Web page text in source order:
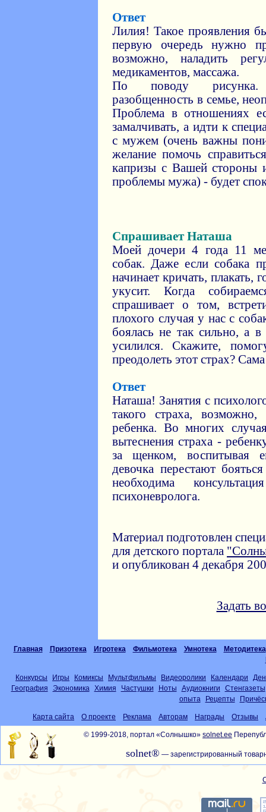
Ответ
Лилия! Такое проявления
первую очередь нужно
возможно, наладить
медикаментов, массажа.
По поводу рисунка.
разобщенность в семье,
Проблема в отношениях
замалчивать, а идти к
с мужем (очень важны
желание помочь
капризы с Вашей стороны
проблемы мужа) - будет
Спрашивает Наташа
Моей дочери 4 года 11
собак. Даже если собака
начинает кричать, плакать,
укусит. Когда
спрашивает о том,
плохого случая у нас с
боялась не так сильно, а в
усилился. Скажите,
преодолеть этот страх?
Ответ
Наташа! Занятия с
такого страха,
ребенка. Во многих
вытеснения страха -
за щенком, воспитывая
девочка перестают
необходима
психоневролога.
Материал подготовлен
для детского портала
и опубликован 4 декабря
Задать
Главная Призотека Игротека Фильмотека Умнотека
Методитека
Конкурсы Игры Комиксы Мультфильмы Видеоролики Календари
География
Экономика Химия Частушки Ноты Аудиокниги
Стенгазеты
опыта
Рецепты
Карта сайта О проекте Реклама Авторам Награды Отзывы
© 1999-2018, портал «Солнышко» solnet.ee
solnet® — зарегистрированный